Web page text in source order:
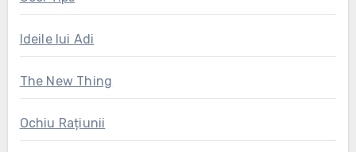
Ideile lui Adi
The New Thing
Ochiu Rațiunii